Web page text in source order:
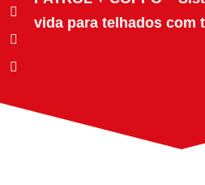
vida para telhados com